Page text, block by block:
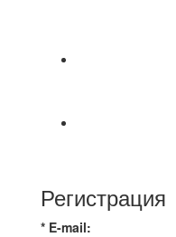
Регистрация
* E-mail: